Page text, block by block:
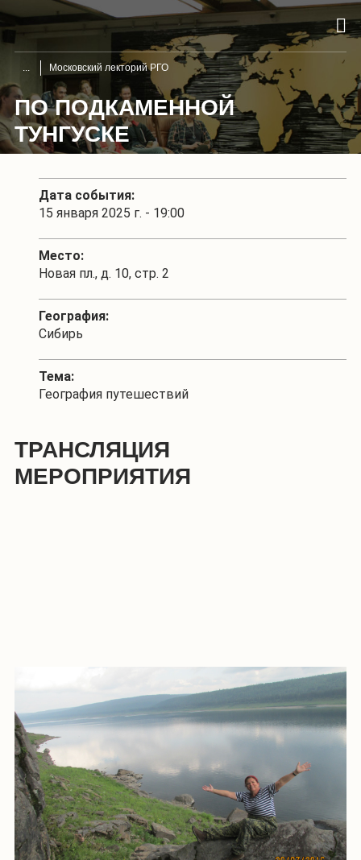
Московский лекторий РГО
ПО ПОДКАМЕННОЙ
ТУНГУСКЕ
Дата события:
15 января 2025 г. - 19:00
Место:
Новая пл., д. 10, стр. 2
География:
Сибирь
Тема:
География путешествий
ТРАНСЛЯЦИЯ
МЕРОПРИЯТИЯ